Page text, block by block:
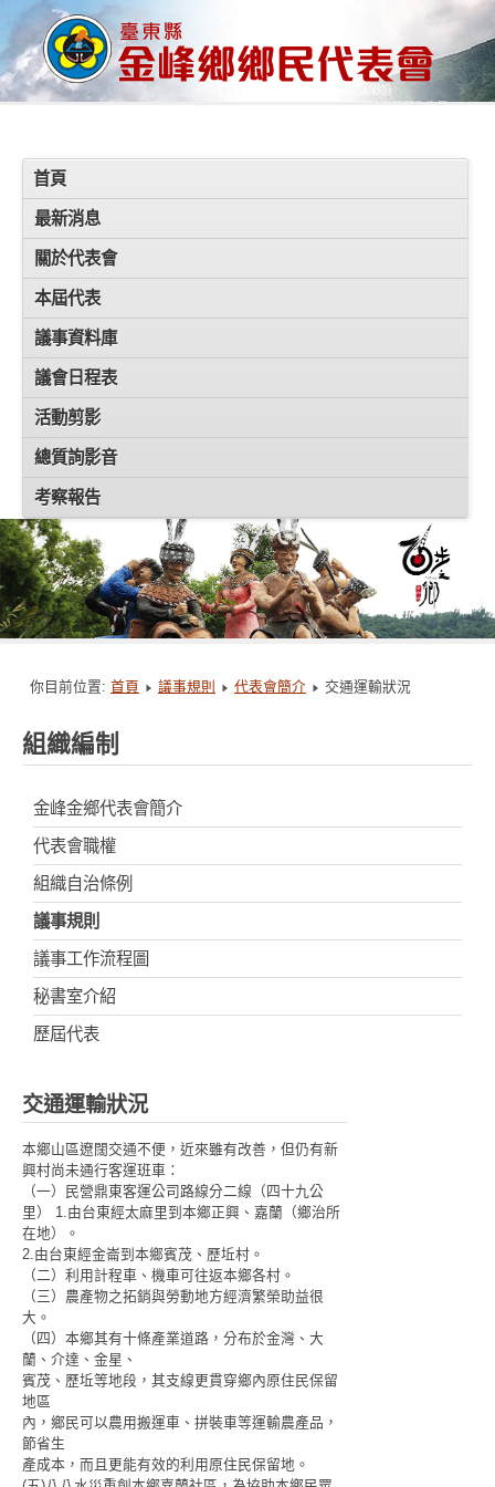
首頁
最新消息
關於代表會
本屆代表
議事資料庫
議會日程表
活動剪影
總質詢影音
考察報告
你目前位置: 首頁 議事規則 代表會簡介 交通運輸狀況
組織編制
金峰金鄉代表會簡介
代表會職權
組織自治條例
議事規則
議事工作流程圖
秘書室介紹
歷屆代表
交通運輸狀況
本鄉山區遼闊交通不便，近來雖有改善，但仍有新
興村尚未通行客運班車：
（一）民營鼎東客運公司路線分二線（四十九公
里） 1.由台東經太麻里到本鄉正興、嘉蘭（鄉治所
在地）。
2.由台東經金崙到本鄉賓茂、歷坵村。
（二）利用計程車、機車可往返本鄉各村。
（三）農產物之拓銷與勞動地方經濟繁榮助益很
大。
（四）本鄉其有十條產業道路，分布於金灣、大
蘭、介達、金星、
賓茂、歷坵等地段，其支線更貫穿鄉內原住民保留
地區
內，鄉民可以農用搬運車、拼裝車等運輸農產品，
節省生
產成本，而且更能有效的利用原住民保留地。